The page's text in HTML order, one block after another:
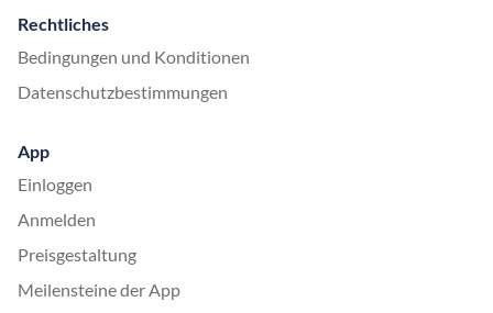
Rechtliches
Bedingungen und Konditionen
Datenschutzbestimmungen
App
Einloggen
Anmelden
Preisgestaltung
Meilensteine der App